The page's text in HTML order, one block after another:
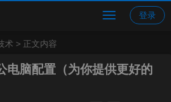
登录
术 > 正文内容
电脑配置（为你提供更好的